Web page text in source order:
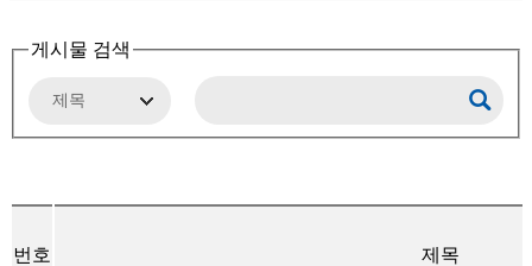
게시물 검색
번호 제목